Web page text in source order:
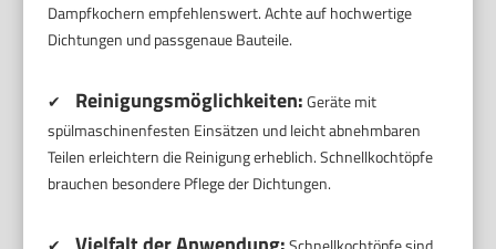
Dampfkochern empfehlenswert. Achte auf hochwertige
Dichtungen und passgenaue Bauteile.
✔ Reinigungsmöglichkeiten:Geräte mit
spülmaschinenfesten Einsätzen und leicht abnehmbaren
Teilen erleichtern die Reinigung erheblich. Schnellkochtöpfe
brauchen besondere Pflege der Dichtungen.